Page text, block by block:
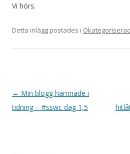
Vi hörs.
Detta inlägg postades i
Inläggsnavigering
← Min blogg hamnade i
tidning – #sswc dag 1,5